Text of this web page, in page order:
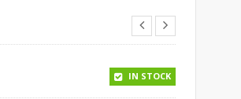
IN STOCK